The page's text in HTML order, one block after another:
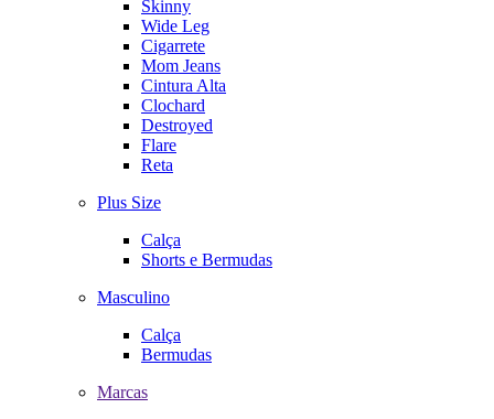
Skinny
Wide Leg
Cigarrete
Mom Jeans
Cintura Alta
Clochard
Destroyed
Flare
Reta
Plus Size
Calça
Shorts e Bermudas
Masculino
Calça
Bermudas
Marcas